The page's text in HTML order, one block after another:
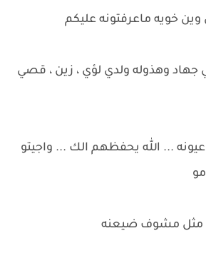
خويه ماعرفتونه عليكم
وهذوله ولدي لؤي ، زين ، قصي
... الله يحفظهم الك ... واجيتو
مثل مشوف ضيعنه